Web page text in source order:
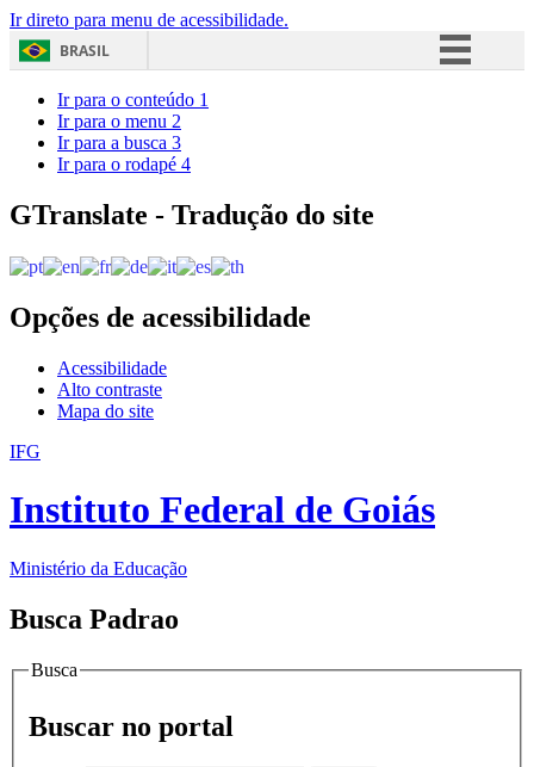
Ir direto para menu de acessibilidade.
BRASIL
Acesso à informação
Ir para o conteúdo 1
Ir para o menu 2
Ir para a busca 3
Ir para o rodapé 4
GTranslate - Tradução do site
Opções de acessibilidade
Acessibilidade
Alto contraste
Mapa do site
IFG
Instituto Federal de Goiás
Ministério da Educação
Busca Padrao
Busca
Buscar no portal